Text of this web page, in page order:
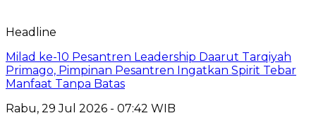
Headline
Milad ke-10 Pesantren Leadership Daarut Tarqiyah
Primago, Pimpinan Pesantren Ingatkan Spirit Tebar
Manfaat Tanpa Batas
Rabu, 29 Jul 2026 - 07:42 WIB